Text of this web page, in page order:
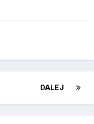
DALEJ